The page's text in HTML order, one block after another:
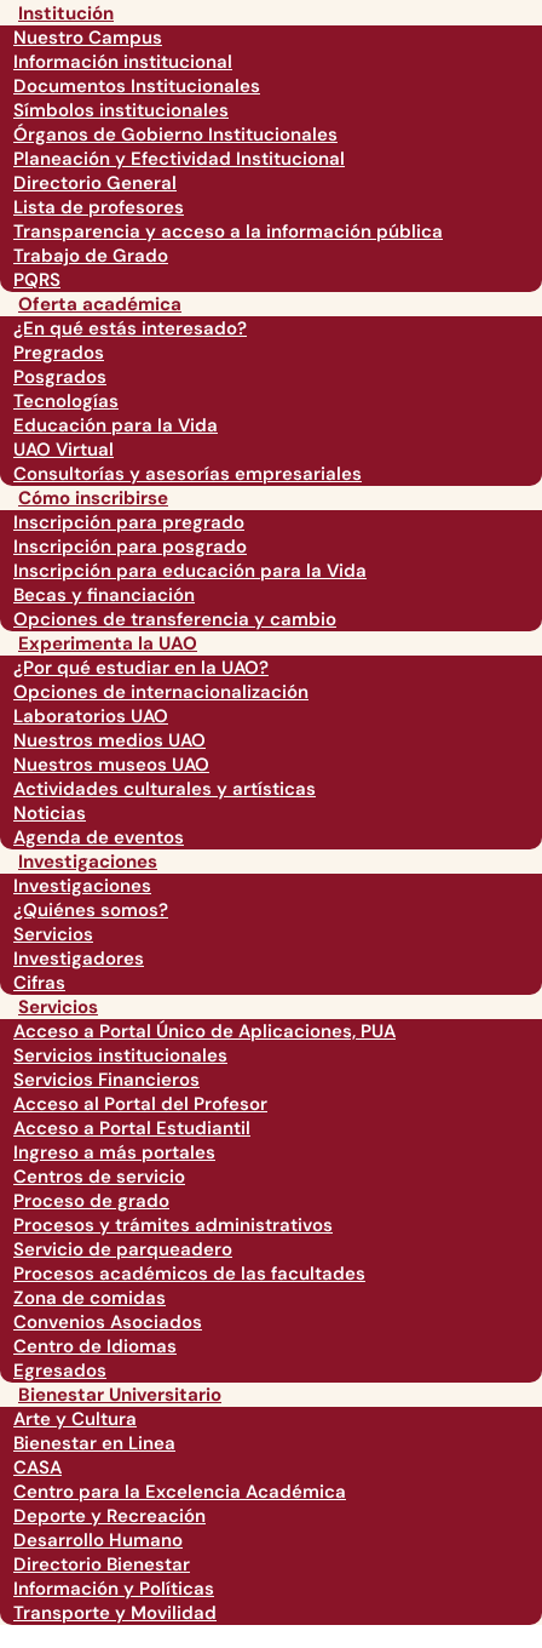
Institución
Nuestro Campus
Información institucional
Documentos Institucionales
Símbolos institucionales
Órganos de Gobierno Institucionales
Planeación y Efectividad Institucional
Directorio General
Lista de profesores
Transparencia y acceso a la información pública
Trabajo de Grado
PQRS
Oferta académica
¿En qué estás interesado?
Pregrados
Posgrados
Tecnologías
Educación para la Vida
UAO Virtual
Consultorías y asesorías empresariales
Cómo inscribirse
Inscripción para pregrado
Inscripción para posgrado
Inscripción para educación para la Vida
Becas y financiación
Opciones de transferencia y cambio
Experimenta la UAO
¿Por qué estudiar en la UAO?
Opciones de internacionalización
Laboratorios UAO
Nuestros medios UAO
Nuestros museos UAO
Actividades culturales y artísticas
Noticias
Agenda de eventos
Investigaciones
Investigaciones
¿Quiénes somos?
Servicios
Investigadores
Cifras
Servicios
Acceso a Portal Único de Aplicaciones, PUA
Servicios institucionales
Servicios Financieros
Acceso al Portal del Profesor
Acceso a Portal Estudiantil
Ingreso a más portales
Centros de servicio
Proceso de grado
Procesos y trámites administrativos
Servicio de parqueadero
Procesos académicos de las facultades
Zona de comidas
Convenios Asociados
Centro de Idiomas
Egresados
Bienestar Universitario
Arte y Cultura
Bienestar en Linea
CASA
Centro para la Excelencia Académica
Deporte y Recreación
Desarrollo Humano
Directorio Bienestar
Información y Políticas
Transporte y Movilidad